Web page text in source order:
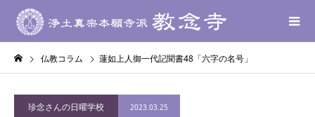
仏教コラム 蓮如上人御一代記聞書48「六字の名号」
珍念さんの日曜学校 2023.03.25